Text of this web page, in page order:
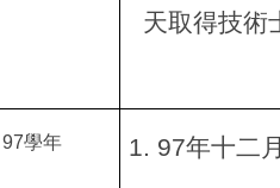
天取得技術
97學年 1. 97年十二